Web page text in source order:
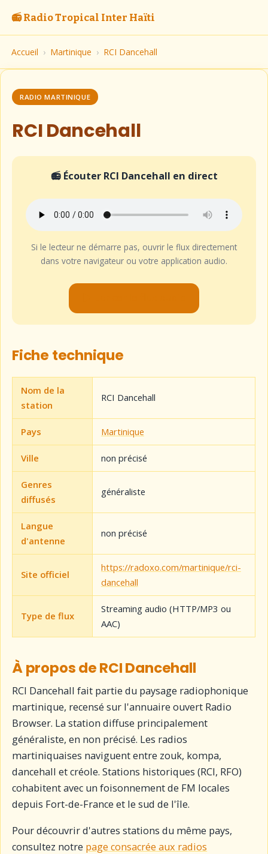
📻 Radio Tropical Inter Haïti
Accueil › Martinique › RCI Dancehall
RADIO MARTINIQUE
RCI Dancehall
📻 Écouter RCI Dancehall en direct
Si le lecteur ne démarre pas, ouvrir le flux directement
dans votre navigateur ou votre application audio.
Fiche technique
Nom de la
station
RCI Dancehall
Pays Martinique
Ville non précisé
Genres
diffusés
généraliste
Langue
d'antenne
non précisé
Site officiel
https://radoxo.com/martinique/rci-
dancehall
Type de flux
Streaming audio (HTTP/MP3 ou
AAC)
À propos de RCI Dancehall
RCI Dancehall fait partie du paysage radiophonique
martinique, recensé sur l'annuaire ouvert Radio
Browser. La station diffuse principalement
généraliste, en non précisé. Les radios
martiniquaises naviguent entre zouk, kompa,
dancehall et créole. Stations historiques (RCI, RFO)
cohabitent avec un foisonnement de FM locales
depuis Fort-de-France et le sud de l'île.
Pour découvrir d'autres stations du même pays,
consultez notre page consacrée aux radios